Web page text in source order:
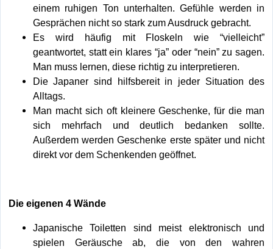
einem ruhigen Ton unterhalten. Gefühle werden in
Gesprächen nicht so stark zum Ausdruck gebracht.
Es wird häufig mit Floskeln wie “vielleicht”
geantwortet, statt ein klares “ja” oder “nein” zu sagen.
Man muss lernen, diese richtig zu interpretieren.
Die Japaner sind hilfsbereit in jeder Situation des
Alltags.
Man macht sich oft kleinere Geschenke, für die man
sich mehrfach und deutlich bedanken sollte.
Außerdem werden Geschenke erste später und nicht
direkt vor dem Schenkenden geöffnet.
Die eigenen 4 Wände
Japanische Toiletten sind meist elektronisch und
spielen Geräusche ab, die von den wahren